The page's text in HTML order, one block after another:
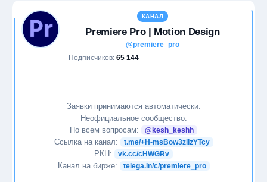
КАНАЛ
Premiere Pro | Motion Design
@premiere_pro
Подписчиков: 65 144
Заявки принимаются автоматически.
Неофициальное сообщество.
По всем вопросам:
@kesh_keshh
Ссылка на канал: t.me/+H-msBow3zlIzYTcy
РКН: vk.cc/cHWGRv
Канал на бирже: telega.in/c/premiere_pro